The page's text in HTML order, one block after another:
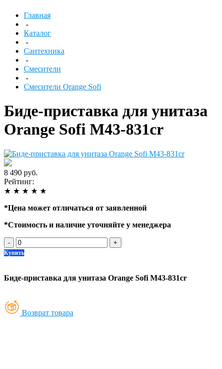
Главная
-
Каталог
-
Сантехника
-
Смесители
-
Смесители Orange Sofi
Биде-приставка для унитаза
Orange Sofi M43-831cr
8 490 руб.
Рейтинг:
★ ★ ★ ★ ★
*Цена может отличаться от заявленной
*Стоимость и наличие уточняйте у менеджера
- +
Купить
Биде-приставка для унитаза Orange Sofi M43-831cr
Возврат товара